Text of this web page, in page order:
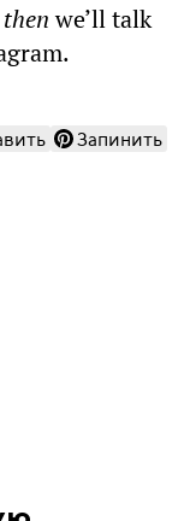
thenwe’ll talk
Запинить